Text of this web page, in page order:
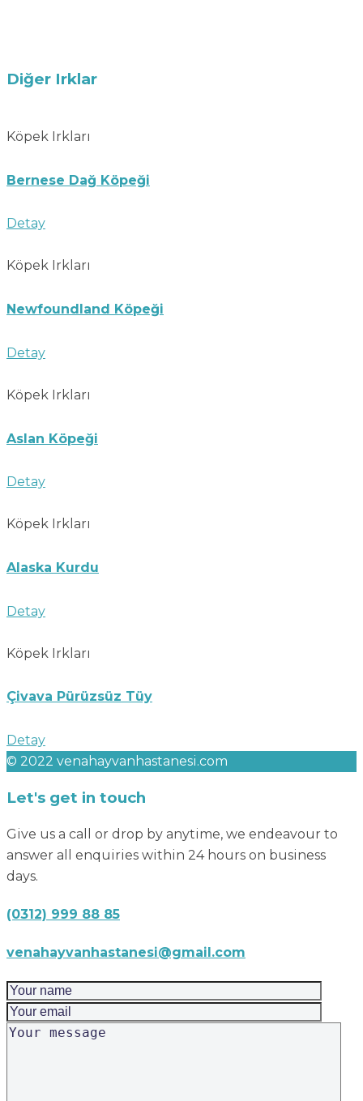
Diğer Irklar
Köpek Irkları
Bernese Dağ Köpeği
Detay
Köpek Irkları
Newfoundland Köpeği
Detay
Köpek Irkları
Aslan Köpeği
Detay
Köpek Irkları
Alaska Kurdu
Detay
Köpek Irkları
Çivava Pürüzsüz Tüy
Detay
© 2022 venahayvanhastanesi.com
Let's get in touch
Give us a call or drop by anytime, we endeavour to
answer all enquiries within 24 hours on business
days.
(0312) 999 88 85
venahayvanhastanesi@gmail.com